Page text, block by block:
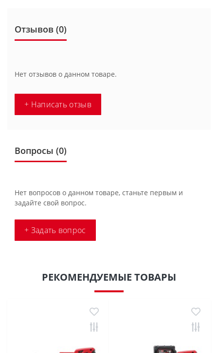
Отзывов (0)
Нет отзывов о данном товаре.
+ Написать отзыв
Вопросы (0)
Нет вопросов о данном товаре, станьте первым и
задайте свой вопрос.
+ Задать вопрос
РЕКОМЕНДУЕМЫЕ ТОВАРЫ